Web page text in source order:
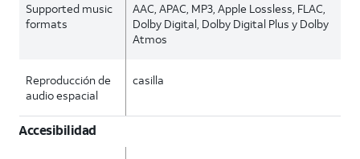
Supported music
formats
AAC, APAC, MP3, Apple Lossless, FLAC,
Dolby Digital, Dolby Digital Plus y Dolby
Atmos
Reproducción de
audio espacial
casilla
Accesibilidad